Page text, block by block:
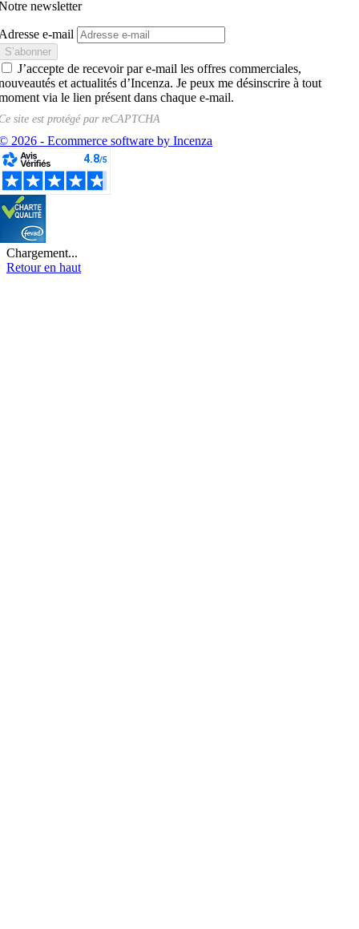
newsletter
e-mail
J’accepte de recevoir par e-mail les offres commerciales,
et actualités d’Incenza. Je peux me désinscrire à tout
via le lien présent dans chaque e-mail.
site est protégé parreCAPTCHA
2026 - Ecommerce software by Incenza
Chargement...
Retour en haut